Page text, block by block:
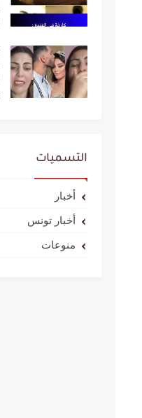
التسميات
أخبار
أخبار تونس
منوعات